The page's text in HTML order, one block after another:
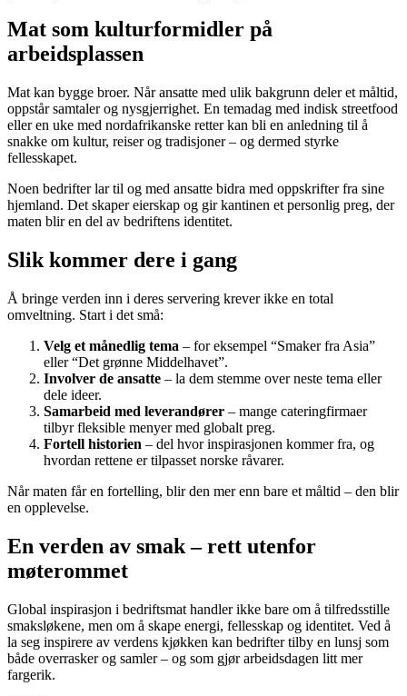
Mat som kulturformidler på
arbeidsplassen
Mat kan bygge broer. Når ansatte med ulik bakgrunn deler et måltid,
oppstår samtaler og nysgjerrighet. En temadag med indisk streetfood
eller en uke med nordafrikanske retter kan bli en anledning til å
snakke om kultur, reiser og tradisjoner – og dermed styrke
fellesskapet.
Noen bedrifter lar til og med ansatte bidra med oppskrifter fra sine
hjemland. Det skaper eierskap og gir kantinen et personlig preg, der
maten blir en del av bedriftens identitet.
Slik kommer dere i gang
Å bringe verden inn i deres servering krever ikke en total
omveltning. Start i det små:
Velg et månedlig tema – for eksempel “Smaker fra Asia”
eller “Det grønne Middelhavet”.
Involver de ansatte – la dem stemme over neste tema eller
dele ideer.
Samarbeid med leverandører – mange cateringfirmaer
tilbyr fleksible menyer med globalt preg.
Fortell historien – del hvor inspirasjonen kommer fra, og
hvordan rettene er tilpasset norske råvarer.
Når maten får en fortelling, blir den mer enn bare et måltid – den blir
en opplevelse.
En verden av smak – rett utenfor
møterommet
Global inspirasjon i bedriftsmat handler ikke bare om å tilfredsstille
smaksløkene, men om å skape energi, fellesskap og identitet. Ved å
la seg inspirere av verdens kjøkken kan bedrifter tilby en lunsj som
både overrasker og samler – og som gjør arbeidsdagen litt mer
fargerik.